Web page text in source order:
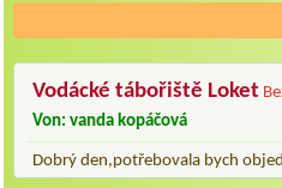
Vodácké tábořiště Loket
Von: vanda kopáčová
Dobrý den,potřebovala bych